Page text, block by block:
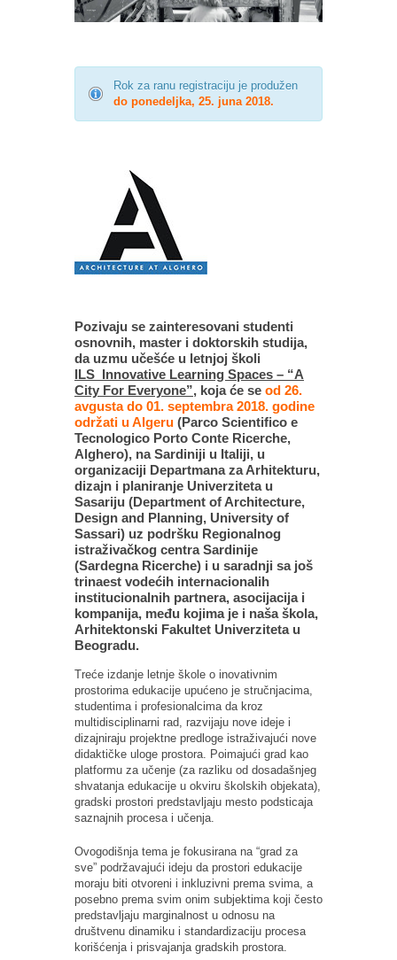
Rok za ranu registraciju je produžen
do ponedeljka, 25. juna 2018.
Pozivaju se zainteresovani studenti
osnovnih, master i doktorskih studija,
da uzmu učešće u letnjoj školi
ILS_Innovative Learning Spaces – “A
City For Everyone”, koja će se od 26.
avgusta do 01. septembra 2018. godine
održati u Algeru (Parco Scientifico e
Tecnologico Porto Conte Ricerche,
Alghero), na Sardiniji u Italiji, u
organizaciji Departmana za Arhitekturu,
dizajn i planiranje Univerziteta u
Sasariju (Department of Architecture,
Design and Planning, University of
Sassari) uz podršku Regionalnog
istraživačkog centra Sardinije
(Sardegna Ricerche) i u saradnji sa još
trinaest vodećih internacionalih
institucionalnih partnera, asocijacija i
kompanija, među kojima je i naša škola,
Arhitektonski Fakultet Univerziteta u
Beogradu.
Treće izdanje letnje škole o inovativnim
prostorima edukacije upućeno je stručnjacima,
studentima i profesionalcima da kroz
multidisciplinarni rad, razvijaju nove ideje i
dizajniraju projektne predloge istraživajući nove
didaktičke uloge prostora. Poimajući grad kao
platformu za učenje (za razliku od dosadašnjeg
shvatanja edukacije u okviru školskih objekata),
gradski prostori predstavljaju mesto podsticaja
saznajnih procesa i učenja.
Ovogodišnja tema je fokusirana na “grad za
sve” podržavajući ideju da prostori edukacije
moraju biti otvoreni i inkluzivni prema svima, a
posebno prema svim onim subjektima koji često
predstavljaju marginalnost u odnosu na
društvenu dinamiku i standardizaciju procesa
korišćenja i prisvajanja gradskih prostora.